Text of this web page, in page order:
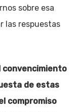
sobre esa
las respuestas
convencimiento
de estas
compromiso